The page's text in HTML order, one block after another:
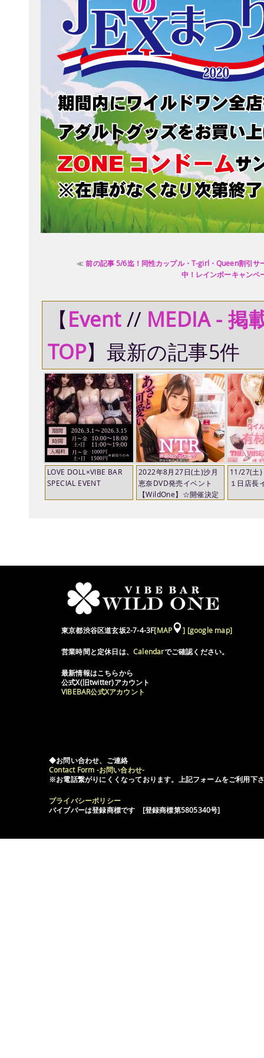
≪前の記事 5/6迄！同性カップル・T-girl・Queen割引サ
中！レインボーキャンペ
【Event// MEDIA - 掲
TOP】最新の記事5件
LOVE DOLL×VIBE BAR
SPECIAL EVENT
2022年8月27日(土)沙月
恵奈DVD発売イベント
【WildOne】☆開催決定
11/27(土)
１日店長
東京都渋谷区道玄坂2-7-4-3F[MAP ] [google map]
営業時間と定休日は、 Calendarでご確認ください。
最新情報はこちらから
公式X(旧twitter)アカウント
VIBEBAR公式Xアカウント
◆お問い合わせ、ご連絡
Contact Form -お問い合わせ-
※お電話繋がりにくくなっております。上記フォームをご利用下
プライバシーポリシー
バイブバーは登録商標です [登録商標第5805340号]